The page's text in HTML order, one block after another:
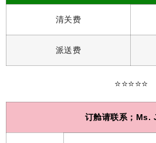
清关费
派送费
⭐️⭐️⭐️⭐️⭐️
订舱请联系；Ms.